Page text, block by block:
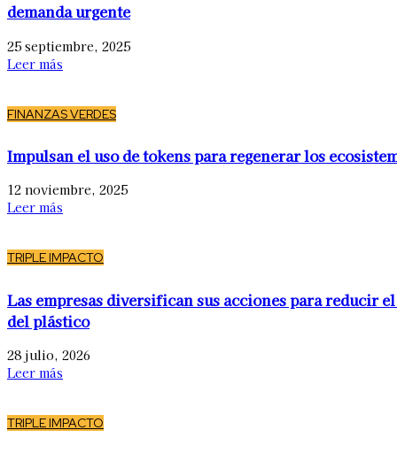
demanda urgente
25 septiembre, 2025
Leer más
FINANZAS VERDES
Impulsan el uso de tokens para regenerar los
12 noviembre, 2025
Leer más
TRIPLE IMPACTO
Las empresas diversifican sus acciones para reducir
del plástico
28 julio, 2026
Leer más
TRIPLE IMPACTO